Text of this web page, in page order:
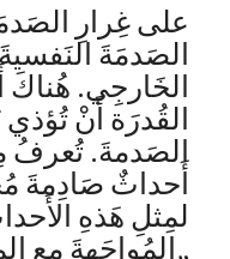
على غِرارِ
الصَدمَةَ
الخَارجِي. هُناكَ
القُدرَة أَنْ
الصَدمةَ. تُعرفُ
أَحداثٌ صَادِمةَ
لمِثلِ هَذهِ
„المُواجَهةَ مع